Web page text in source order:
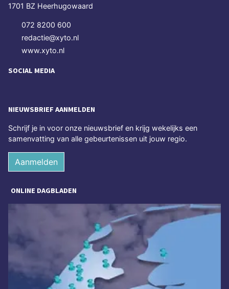
1701 BZ Heerhugowaard
072 8200 600
redactie@xyto.nl
www.xyto.nl
SOCIAL MEDIA
NIEUWSBRIEF AANMELDEN
Schrijf je in voor onze nieuwsbrief en krijg wekelijks een
samenvatting van alle gebeurtenissen uit jouw regio.
Aanmelden
ONLINE DAGBLADEN